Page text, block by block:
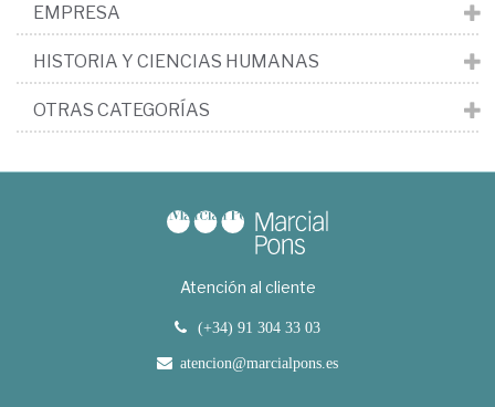
EMPRESA
HISTORIA Y CIENCIAS HUMANAS
OTRAS CATEGORÍAS
Atención al cliente
(+34) 91 304 33 03
atencion@marcialpons.es